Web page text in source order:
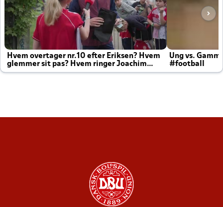
Hvem overtager nr.10 efter Eriksen? Hvem
glemmer sit pas? Hvem ringer Joachim
altid til efter kampe?
Ung vs.
#football